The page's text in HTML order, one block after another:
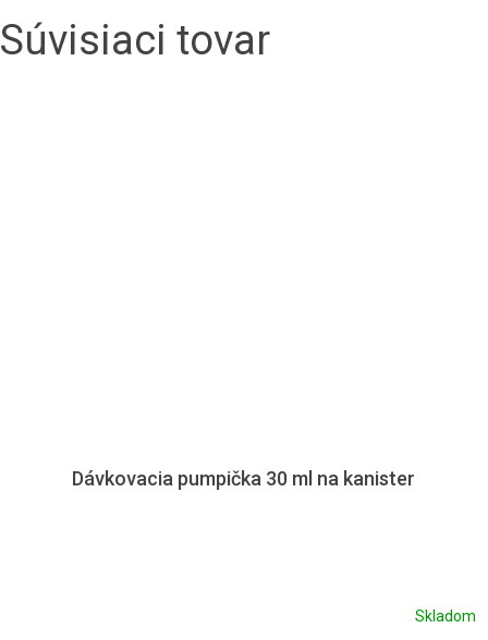
Súvisiaci tovar
Dávkovacia pumpička 30 ml na kanister
Skladom